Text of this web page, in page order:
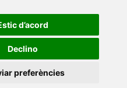
d’acord
Declino
preferències
Universitat Ramon Llull
Universitat de Sàsser•
•Universitat de Vic -